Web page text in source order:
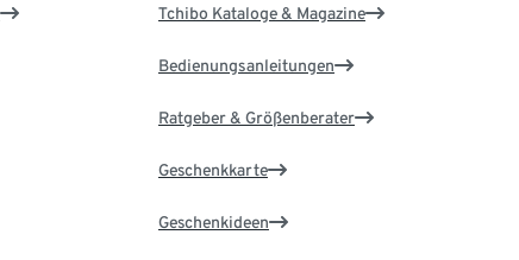
Tchibo Kataloge & Magazine
Bedienungsanleitungen
Ratgeber & Größenberater
Geschenkkarte
Geschenkideen